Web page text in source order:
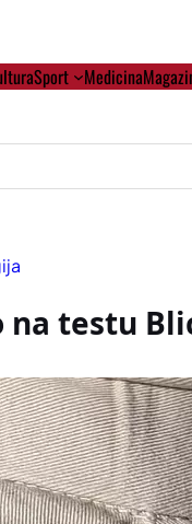
Sport Medicina
na testu